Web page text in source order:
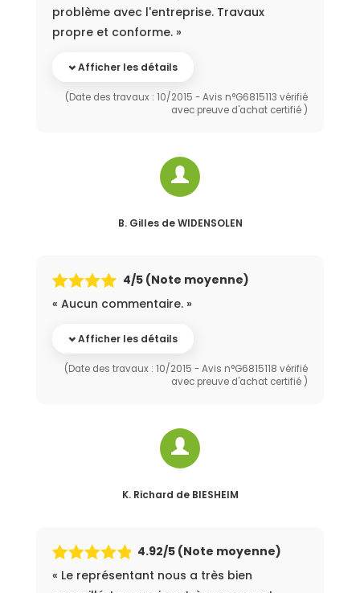
problème avec l'entreprise. Travaux
propre et conforme. »
Afficher les détails
(Date des travaux : 10/2015 - Avis n°G6815113 vérifié
avec preuve d'achat certifié )
B. Gillesde WIDENSOLEN
4/5 (Note moyenne)
« Aucun commentaire. »
Afficher les détails
(Date des travaux : 10/2015 - Avis n°G6815118 vérifié
avec preuve d'achat certifié )
K. Richard de BIESHEIM
4.92/5 (Note moyenne)
« Le représentant nous a très bien